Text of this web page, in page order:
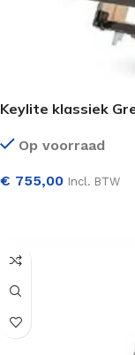
Keylite klassiek
Op voorraad
€ 755,00 Incl. BTW